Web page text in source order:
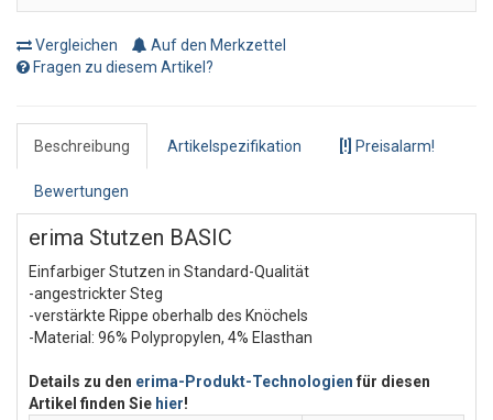
Vergleichen
Auf den Merkzettel
Fragen zu diesem Artikel?
Beschreibung Artikelspezifikation [!] Preisalarm!
Bewertungen
erima Stutzen BASIC
Einfarbiger Stutzen in Standard-Qualität
-angestrickter Steg
-verstärkte Rippe oberhalb des Knöchels
-Material: 96% Polypropylen, 4% Elasthan
Details zu den erima-Produkt-Technologien für diesen
Artikel finden Sie hier!